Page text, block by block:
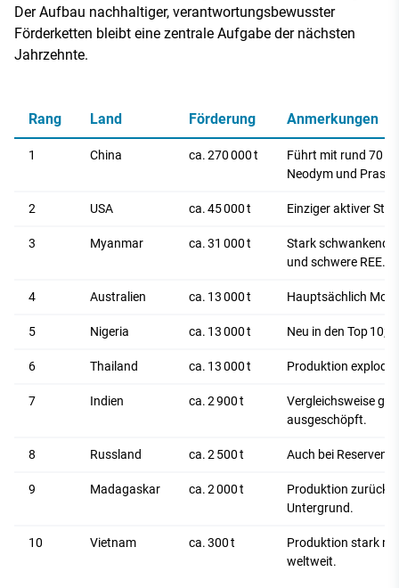
Der Aufbau nachhaltiger, verantwortungsbewusster
Förderketten bleibt eine zentrale Aufgabe der nächsten
Jahrzehnte.
Rang Land Förderung Anmerkungen
1 China ca. 270 000 t
Führt mit rund 70
Neodym und
2 USA ca. 45 000 t Einziger aktiver
3 Myanmar ca. 31 000 t
Stark schwankend
und schwere REE.
4 Australien ca. 13 000 t Hauptsächlich
5 Nigeria ca. 13 000 t Neu in den Top 10;
6 Thailand ca. 13 000 t Produktion
7 Indien ca. 2 900 t
Vergleichsweise
ausgeschöpft.
8 Russland ca. 2 500 t Auch bei Reserven
9 Madagaskar ca. 2 000 t
Produktion
Untergrund.
10 Vietnam ca. 300 t
Produktion stark
weltweit.